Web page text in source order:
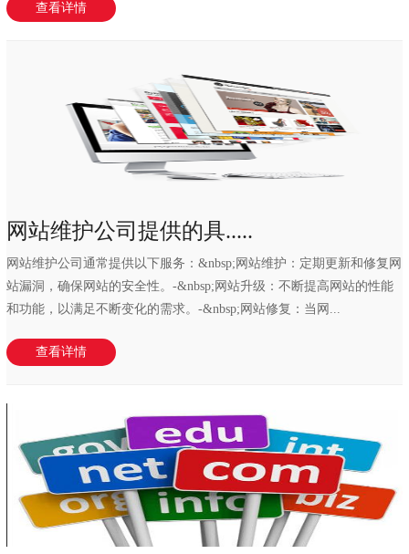
查看详情
网站维护公司提供的具.....
网站维护公司通常提供以下服务：&nbsp;网站维护：定期更新和修复网
站漏洞，确保网站的安全性。-&nbsp;网站升级：不断提高网站的性能
和功能，以满足不断变化的需求。-&nbsp;网站修复：当网...
查看详情